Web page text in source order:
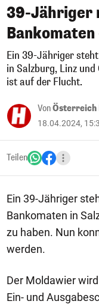
39-Jähriger
Ein 39-Jähriger
in Salzburg, Linz
ist auf der Flucht.
VonÖsterreich
18.04.2024,
Teilen
Ein 39-Jähriger
Bankomaten in
zu haben. Nun
werden.
Der Moldawier
Ein- und